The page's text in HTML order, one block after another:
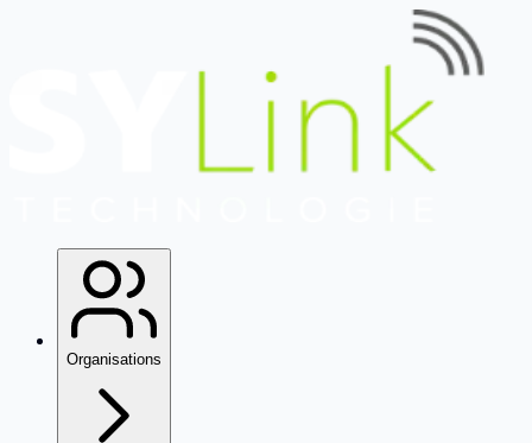
Organisations